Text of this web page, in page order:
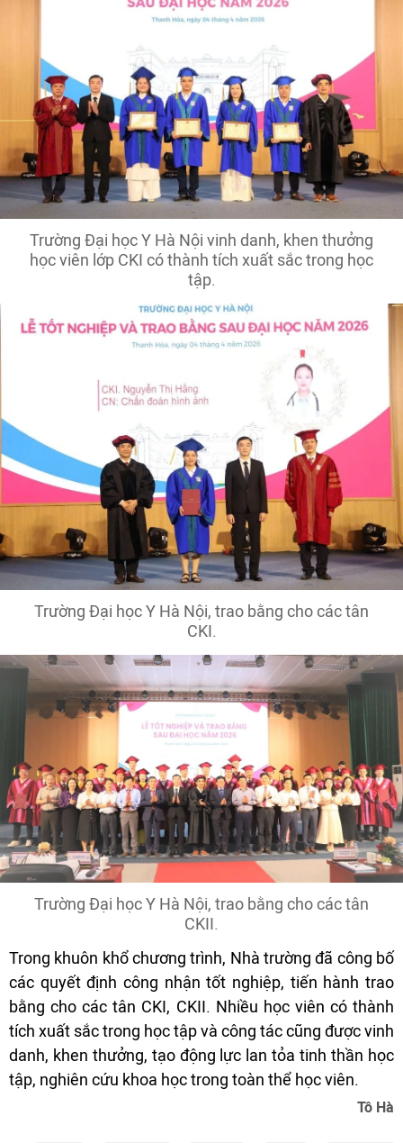
Trường Đại học Y Hà Nội vinh danh, khen thưởng
học viên lớp CKI có thành tích xuất sắc trong học
tập.
Trường Đại học Y Hà Nội, trao bằng cho các tân
CKI.
Trường Đại học Y Hà Nội, trao bằng cho các tân
CKII.
Trong khuôn khổ chương trình, Nhà trường đã công bố
các quyết định công nhận tốt nghiệp, tiến hành trao
bằng cho các tân CKI, CKII. Nhiều học viên có thành
tích xuất sắc trong học tập và công tác cũng được vinh
danh, khen thưởng, tạo động lực lan tỏa tinh thần học
tập, nghiên cứu khoa học trong toàn thể học viên.
Tô Hà